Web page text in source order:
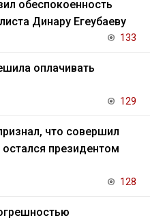
обеспокоенность
Динару Егеубаеву
133
оплачивать
129
что совершил
президентом
128